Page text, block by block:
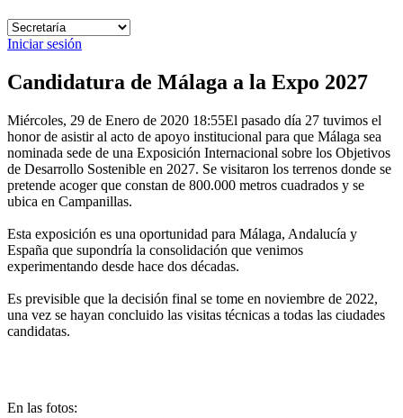
Iniciar sesión
Candidatura de Málaga a la Expo 2027
Miércoles, 29 de Enero de 2020 18:55El pasado día 27 tuvimos el
honor de asistir al acto de apoyo institucional para que Málaga sea
nominada sede de una Exposición Internacional sobre los Objetivos
de Desarrollo Sostenible en 2027. Se visitaron los terrenos donde se
pretende acoger que constan de 800.000 metros cuadrados y se
ubica en Campanillas.
Esta exposición es una oportunidad para Málaga, Andalucía y
España que supondría la consolidación que venimos
experimentando desde hace dos décadas.
Es previsible que la decisión final se tome en noviembre de 2022,
una vez se hayan concluido las visitas técnicas a todas las ciudades
candidatas.
En las fotos: